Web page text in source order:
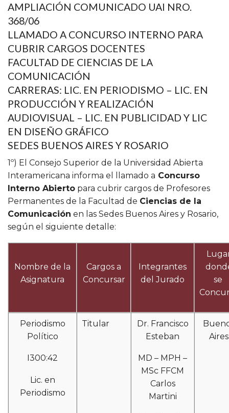
AMPLIACIÓN COMUNICADO UAI NRO.
368/06
LLAMADO A CONCURSO INTERNO PARA
CUBRIR CARGOS DOCENTES
FACULTAD DE CIENCIAS DE LA
COMUNICACIÓN
CARRERAS: LIC. EN PERIODISMO – LIC. EN
PRODUCCIÓN Y REALIZACIÓN
AUDIOVISUAL – LIC. EN PUBLICIDAD Y LIC
EN DISEÑO GRÁFICO
SEDES BUENOS AIRES Y ROSARIO
1º) El Consejo Superior de la Universidad Abierta
Interamericana informa el llamado a Concurso
Interno Abierto para cubrir cargos de Profesores
Permanentes de la Facultad de Ciencias de la
Comunicación en las Sedes Buenos Aires y Rosario,
según el siguiente detalle:
Nombre de la
Asignatura
Cargos a
Concursar
Integrantes
del Jurado
se
Periodismo
Político
I300:42
Lic. en
Periodismo
Titular
Dr. Francisco
Esteban
MD – MPH –
MSc FFCM
Carlos
Martini
Aires